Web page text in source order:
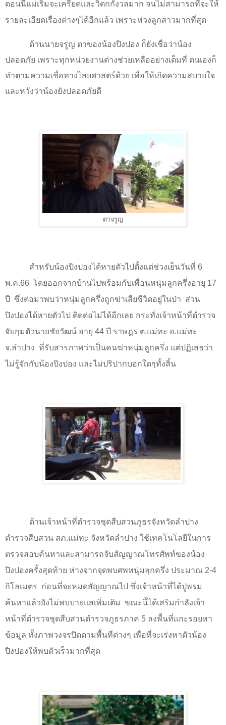
ตอนนี้แม่เริ่มจะเครียดและวิตกกังวลมาก จนไม่สามารถที่จะให้
รายละเอียดเรื่องต่างๆได้อีกแล้ว เพราะห่วงลูกสาวมากที่สุด
ด้านนายจรูญ ตาของน้องปิงปอง ก็ยังเชื่อว่าน้อง
ปลอดภัย เพราะทุกหน่วยงานต่างช่วยเหลืออย่างเต็มที่ ตนเองก็
ทำตามความเชื่อทางไสยศาสตร์ด้วย เพื่อให้เกิดความสบายใจ
และหวังว่าน้องยังปลอดภัยดี
ตาจรูญ
สำหรับน้องปิงปองได้หายตัวไปตั้งแต่ช่วงเย็นวันที่ 6
พ.ค.66 โดยออกจากบ้านไปพร้อมกับเพื่อนหนุ่มลูกครึ่งอายุ 17
ปี ซึ่งต่อมาพบว่าหนุ่มลูกครึ่งถูกฆ่าเสียชีวิตอยู่ในป่า ส่วน
ปิงปองได้หายตัวไป ติดต่อไม่ได้อีกเลย กระทั่งเจ้าหน้าที่ตำรวจ
จับกุมตัวนายชัยวัฒน์ อายุ 44 ปี ราษฎร ต.แม่ทะ อ.แม่ทะ
จ.ลำปาง ที่รับสารภาพว่าเป็นคนฆ่าหนุ่มลูกครึ่ง แต่ปฏิเสธว่า
ไม่รู้จักกับน้องปิงปอง และไม่ปริปากบอกใดๆทั้งสิ้น
ด้านเจ้าหน้าที่ตำรวจชุดสืบสวนภูธรจังหวัดลำปาง
ตำรวจสืบสวน สภ.แม่ทะ จังหวัดลำปาง ใช้เทคโนโลยีในการ
ตรวจสอบค้นหาและสามารถจับสัญญาณโทรศัพท์ของน้อง
ปิงปองครั้งสุดท้าย ห่างจากจุดพบศพหนุ่มลุกครึ่ง ประมาณ 2-4
กิโลเมตร ก่อนที่จะหมดสัญญาณไป ซึ่งเจ้าหน้าที่ได้ปูพรม
ค้นหาแล้วยังไม่พบบาะแสเพิ่มเติม ขณะนี้ได้เสริมกำลังเจ้า
หน้าที่ตำรวจชุดสืบสวนตำรวจภูธรภาค 5 ลงพื้นที่แกะรอยหา
ข้อมูล ทั้งภาพวงจรปิดตามพื้นที่ต่างๆ เพื่อที่จะเร่งหาตัวน้อง
ปิงปองให้พบตัวเร็วมากที่สุด